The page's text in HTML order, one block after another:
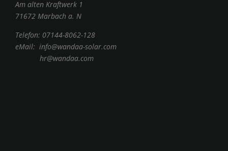
Am alten Kraftwerk 1
71672 Marbach a. N
Telefon: 07144-8062-128
eMail: info@wandaa-solar.com
hr@wandaa.com